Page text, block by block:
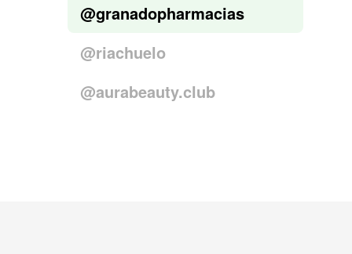
@granadopharmacias
@riachuelo
@aurabeauty.club